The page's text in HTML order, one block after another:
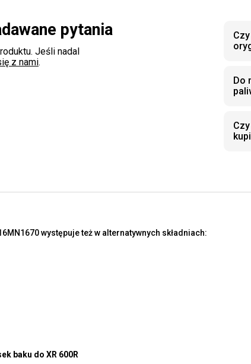
pytania
Jeśli nadal
z nami.
Do
występuje też w alternatywnych składniach:
baku do XR 600R